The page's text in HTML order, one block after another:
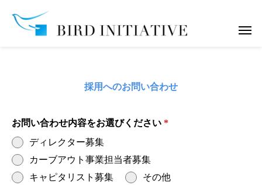
採用へのお問い合わせ
お問い合わせ内容をお選びください *
ディレクター募集
カーブアウト事業担当者募集
キャピタリスト募集
その他